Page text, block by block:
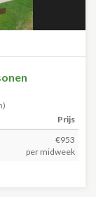
Prijs
€953
per midweek